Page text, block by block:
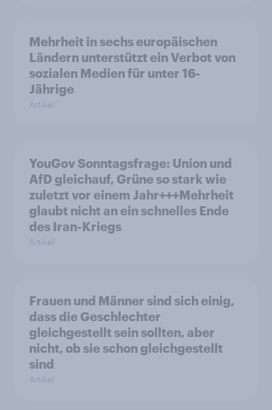
Mehrheit in sechs europäischen
Ländern unterstützt ein Verbot von
sozialen Medien für unter 16-
Jährige
Artikel
YouGov Sonntagsfrage: Union und
AfD gleichauf, Grüne so stark wie
zuletzt vor einem Jahr+++Mehrheit
glaubt nicht an ein schnelles Ende
des Iran-Kriegs
Artikel
Frauen und Männer sind sich einig,
dass die Geschlechter
gleichgestellt sein sollten, aber
nicht, ob sie schon gleichgestellt
sind
Artikel